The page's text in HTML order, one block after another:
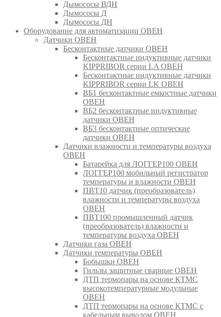
Дымососы ВДН
Дымососы Д
Дымососы ДН
Оборудование для автоматизации ОВЕН
Датчики ОВЕН
Бесконтактные датчики ОВЕН
Бесконтактные индуктивные датчики
KIPPRIBOR серии LA ОВЕН
Бесконтактные индуктивные датчики
KIPPRIBOR серии LK ОВЕН
ВБ1 бесконтактные емкостные датчики
ОВЕН
ВБ2 бесконтактные индуктивные
датчики ОВЕН
ВБ3 бесконтактные оптические
датчики ОВЕН
Датчики влажности и температуры воздуха
ОВЕН
Батарейка для ЛОГГЕР100 ОВЕН
ЛОГГЕР100 мобильный регистратор
температуры и влажности ОВЕН
ПВТ10 датчик (преобразователь)
влажности и температуры воздуха
ОВЕН
ПВТ100 промышленный датчик
(преобразователь) влажности и
температуры воздуха ОВЕН
Датчики газа ОВЕН
Датчики температуры ОВЕН
Бобышки ОВЕН
Гильзы защитные сварные ОВЕН
ДТП термопары на основе КТМС
высокотемпературные модульные
ОВЕН
ДТП термопары на основе КТМС с
кабельным выводом ОВЕН